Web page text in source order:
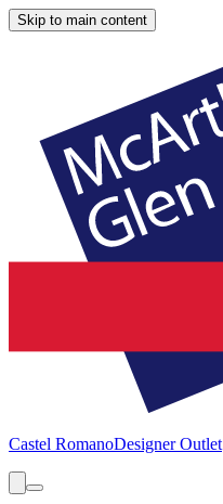
Skip to main content
Castel RomanoDesigner Outlet